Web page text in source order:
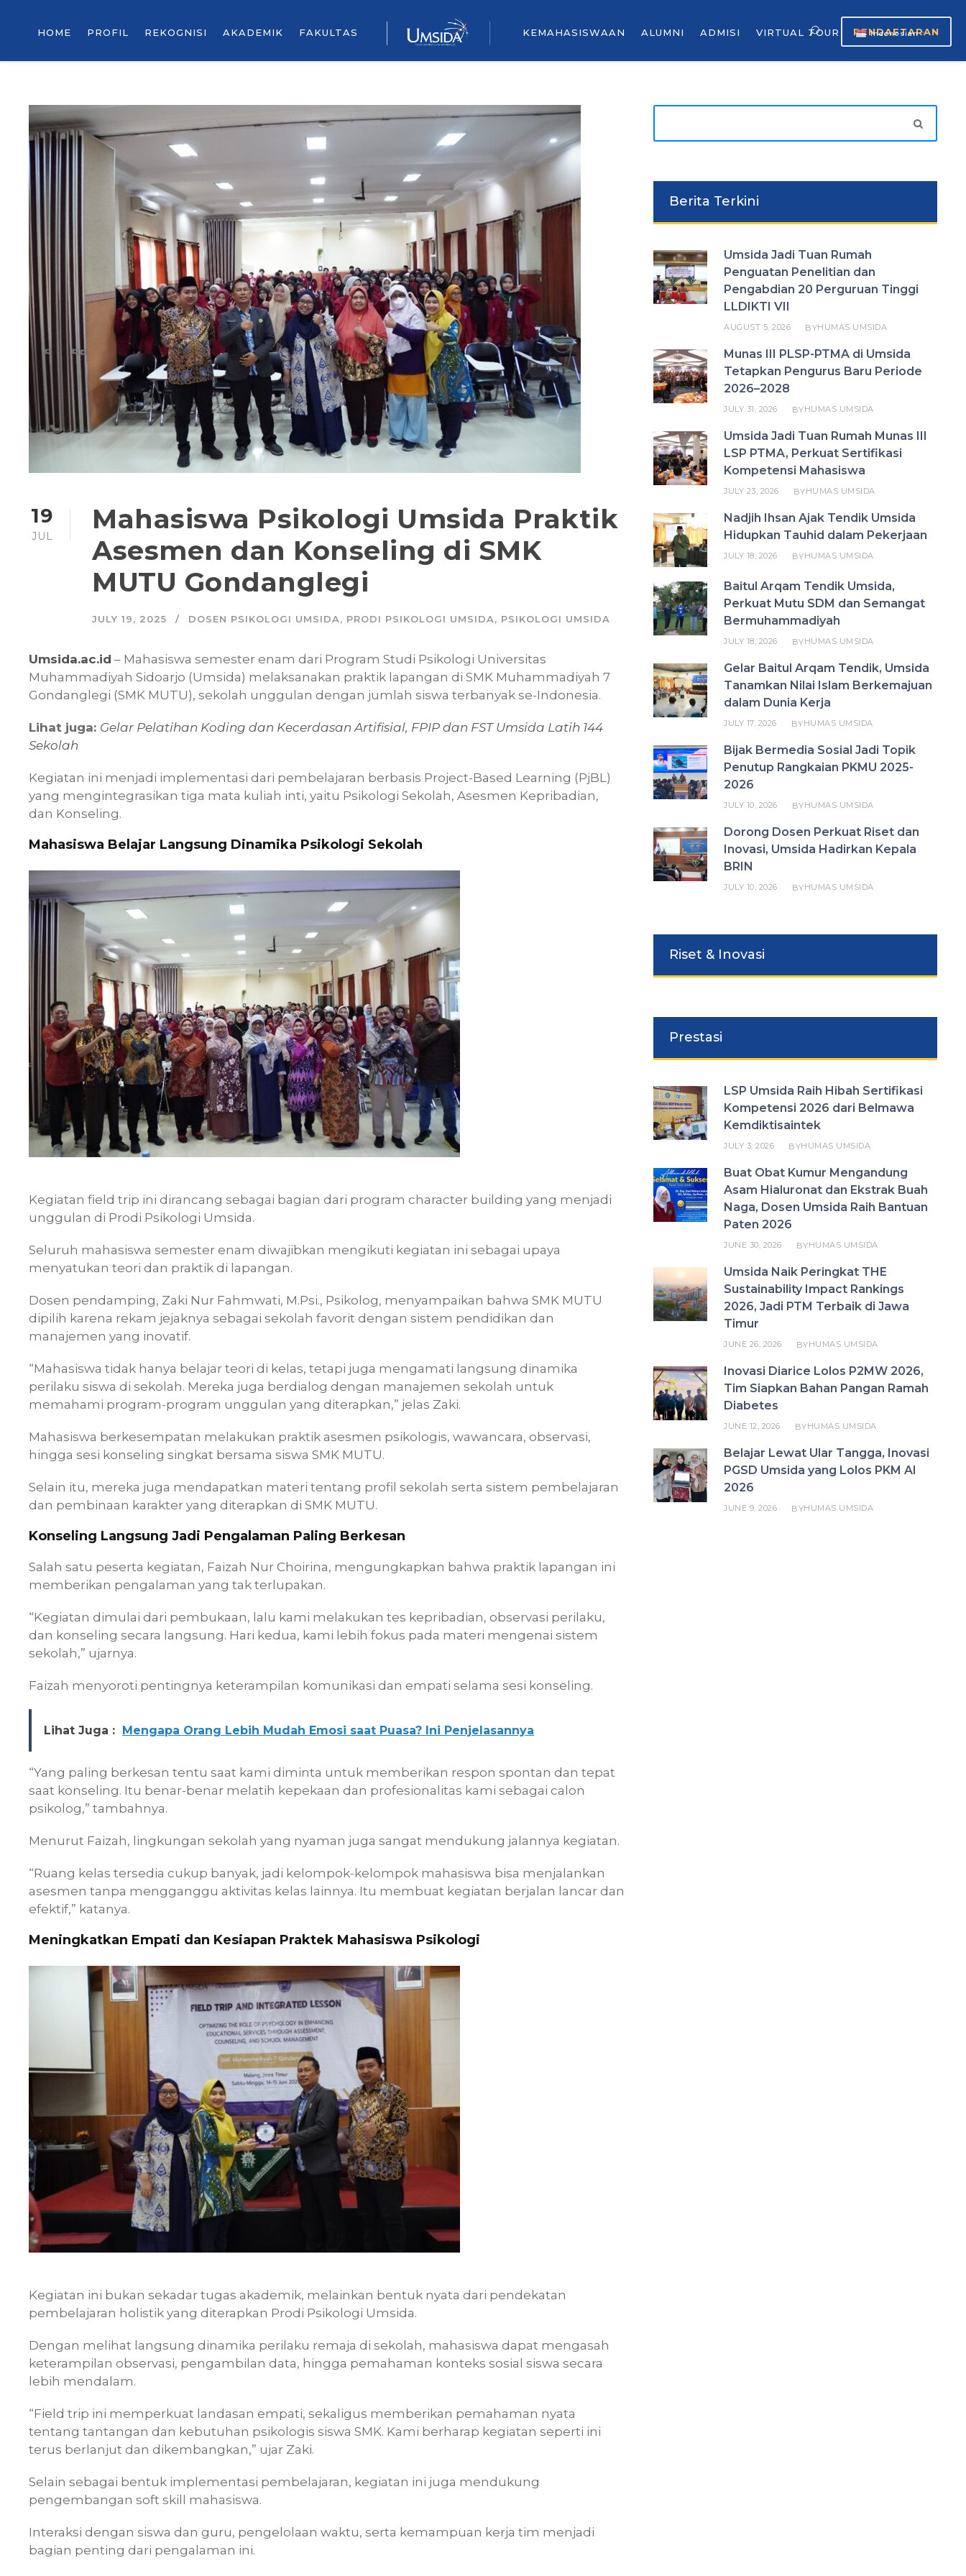
HOME PROFIL REKOGNISI AKADEMIK FAKULTAS KEMAHASISWAAN ALUMNI ADMISI VIRTUAL TOUR Indonesian ▼
PENDAFTARAN
19
JUL
Mahasiswa Psikologi Umsida Praktik
Asesmen dan Konseling di SMK
MUTU Gondanglegi
JULY 19, 2025 DOSEN PSIKOLOGI UMSIDA, PRODI PSIKOLOGI UMSIDA, PSIKOLOGI UMSIDA
Umsida.ac.id – Mahasiswa semester enam dari Program Studi Psikologi Universitas
Muhammadiyah Sidoarjo (Umsida) melaksanakan praktik lapangan di SMK Muhammadiyah 7
Gondanglegi (SMK MUTU), sekolah unggulan dengan jumlah siswa terbanyak se-Indonesia.
Lihat juga: Gelar Pelatihan Koding dan Kecerdasan Artifisial, FPIP dan FST Umsida Latih 144
Sekolah
Kegiatan ini menjadi implementasi dari pembelajaran berbasis Project-Based Learning (PjBL)
yang mengintegrasikan tiga mata kuliah inti, yaitu Psikologi Sekolah, Asesmen Kepribadian,
dan Konseling.
Mahasiswa Belajar Langsung Dinamika Psikologi Sekolah
Kegiatan field trip ini dirancang sebagai bagian dari program character building yang menjadi
unggulan di Prodi Psikologi Umsida.
Seluruh mahasiswa semester enam diwajibkan mengikuti kegiatan ini sebagai upaya
menyatukan teori dan praktik di lapangan.
Dosen pendamping, Zaki Nur Fahmwati, M.Psi., Psikolog, menyampaikan bahwa SMK MUTU
dipilih karena rekam jejaknya sebagai sekolah favorit dengan sistem pendidikan dan
manajemen yang inovatif.
“Mahasiswa tidak hanya belajar teori di kelas, tetapi juga mengamati langsung dinamika
perilaku siswa di sekolah. Mereka juga berdialog dengan manajemen sekolah untuk
memahami program-program unggulan yang diterapkan,” jelas Zaki.
Mahasiswa berkesempatan melakukan praktik asesmen psikologis, wawancara, observasi,
hingga sesi konseling singkat bersama siswa SMK MUTU.
Selain itu, mereka juga mendapatkan materi tentang profil sekolah serta sistem pembelajaran
dan pembinaan karakter yang diterapkan di SMK MUTU.
Konseling Langsung Jadi Pengalaman Paling Berkesan
Salah satu peserta kegiatan, Faizah Nur Choirina, mengungkapkan bahwa praktik lapangan ini
memberikan pengalaman yang tak terlupakan.
“Kegiatan dimulai dari pembukaan, lalu kami melakukan tes kepribadian, observasi perilaku,
dan konseling secara langsung. Hari kedua, kami lebih fokus pada materi mengenai sistem
sekolah,” ujarnya.
Faizah menyoroti pentingnya keterampilan komunikasi dan empati selama sesi konseling.
Lihat Juga : Mengapa Orang Lebih Mudah Emosi saat Puasa? Ini Penjelasannya
“Yang paling berkesan tentu saat kami diminta untuk memberikan respon spontan dan tepat
saat konseling. Itu benar-benar melatih kepekaan dan profesionalitas kami sebagai calon
psikolog,” tambahnya.
Menurut Faizah, lingkungan sekolah yang nyaman juga sangat mendukung jalannya kegiatan.
“Ruang kelas tersedia cukup banyak, jadi kelompok-kelompok mahasiswa bisa menjalankan
asesmen tanpa mengganggu aktivitas kelas lainnya. Itu membuat kegiatan berjalan lancar dan
efektif,” katanya.
Meningkatkan Empati dan Kesiapan Praktek Mahasiswa Psikologi
Kegiatan ini bukan sekadar tugas akademik, melainkan bentuk nyata dari pendekatan
pembelajaran holistik yang diterapkan Prodi Psikologi Umsida.
Dengan melihat langsung dinamika perilaku remaja di sekolah, mahasiswa dapat mengasah
keterampilan observasi, pengambilan data, hingga pemahaman konteks sosial siswa secara
lebih mendalam.
“Field trip ini memperkuat landasan empati, sekaligus memberikan pemahaman nyata
tentang tantangan dan kebutuhan psikologis siswa SMK. Kami berharap kegiatan seperti ini
terus berlanjut dan dikembangkan,” ujar Zaki.
Selain sebagai bentuk implementasi pembelajaran, kegiatan ini juga mendukung
pengembangan soft skill mahasiswa.
Interaksi dengan siswa dan guru, pengelolaan waktu, serta kemampuan kerja tim menjadi
bagian penting dari pengalaman ini.
Berita Terkini
Umsida Jadi Tuan Rumah
Penguatan Penelitian dan
Pengabdian 20 Perguruan Tinggi
LLDIKTI VII
AUGUST 5, 2026 BYHUMAS UMSIDA
Munas III PLSP-PTMA di Umsida
Tetapkan Pengurus Baru Periode
2026–2028
JULY 31, 2026 BYHUMAS UMSIDA
Umsida Jadi Tuan Rumah Munas III
LSP PTMA, Perkuat Sertifikasi
Kompetensi Mahasiswa
JULY 23, 2026 BYHUMAS UMSIDA
Nadjih Ihsan Ajak Tendik Umsida
Hidupkan Tauhid dalam Pekerjaan
JULY 18, 2026 BYHUMAS UMSIDA
Baitul Arqam Tendik Umsida,
Perkuat Mutu SDM dan Semangat
Bermuhammadiyah
JULY 18, 2026 BYHUMAS UMSIDA
Gelar Baitul Arqam Tendik, Umsida
Tanamkan Nilai Islam Berkemajuan
dalam Dunia Kerja
JULY 17, 2026 BYHUMAS UMSIDA
Bijak Bermedia Sosial Jadi Topik
Penutup Rangkaian PKMU 2025-
2026
JULY 10, 2026 BYHUMAS UMSIDA
Dorong Dosen Perkuat Riset dan
Inovasi, Umsida Hadirkan Kepala
BRIN
JULY 10, 2026 BYHUMAS UMSIDA
Riset & Inovasi
Prestasi
LSP Umsida Raih Hibah Sertifikasi
Kompetensi 2026 dari Belmawa
Kemdiktisaintek
JULY 3, 2026 BYHUMAS UMSIDA
Buat Obat Kumur Mengandung
Asam Hialuronat dan Ekstrak Buah
Naga, Dosen Umsida Raih Bantuan
Paten 2026
JUNE 30, 2026 BYHUMAS UMSIDA
Umsida Naik Peringkat THE
Sustainability Impact Rankings
2026, Jadi PTM Terbaik di Jawa
Timur
JUNE 26, 2026 BYHUMAS UMSIDA
Inovasi Diarice Lolos P2MW 2026,
Tim Siapkan Bahan Pangan Ramah
Diabetes
JUNE 12, 2026 BYHUMAS UMSIDA
Belajar Lewat Ular Tangga, Inovasi
PGSD Umsida yang Lolos PKM AI
2026
JUNE 9, 2026 BYHUMAS UMSIDA